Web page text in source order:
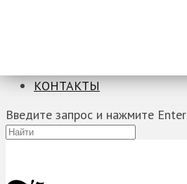
КОНТАКТЫ
Введите запрос и нажмите Enter